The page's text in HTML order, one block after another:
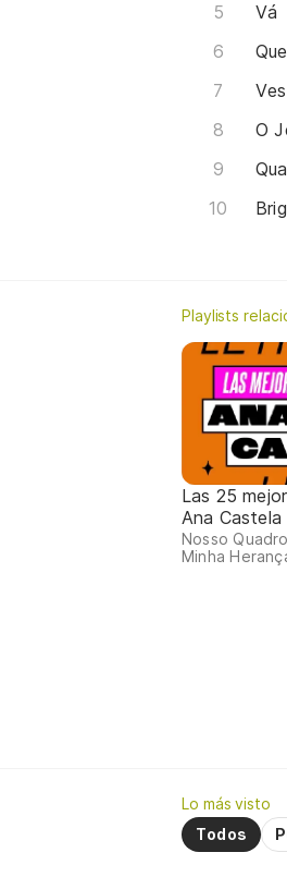
Vá
O
Playlists
Las 25
Ana Castela
Nosso
Minha
Lo más visto
Todos